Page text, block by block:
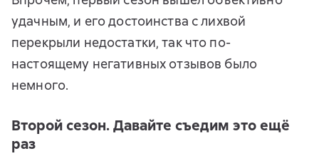
удачным, и его достоинства с лихвой
перекрыли недостатки, так что по-
настоящему негативных отзывов было
немного.
Второй сезон. Давайте съедим это ещё
раз